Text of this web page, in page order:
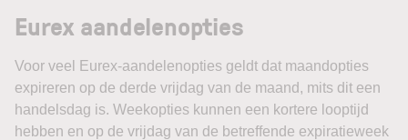
Eurex aandelenopties
Voor veel Eurex-aandelenopties geldt dat maandopties
expireren op de derde vrijdag van de maand, mits dit een
handelsdag is. Weekopties kunnen een kortere looptijd
hebben en op de vrijdag van de betreffende expiratieweek